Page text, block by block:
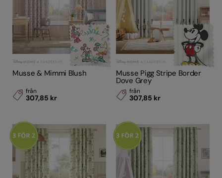
Musse & Mimmi Blush
från
307,85 kr
Musse Pigg Stripe Border
Dove Grey
från
307,85 kr